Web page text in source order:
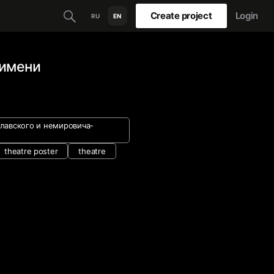
RU EN Create project Login
и немировича-
theatre poster theatre